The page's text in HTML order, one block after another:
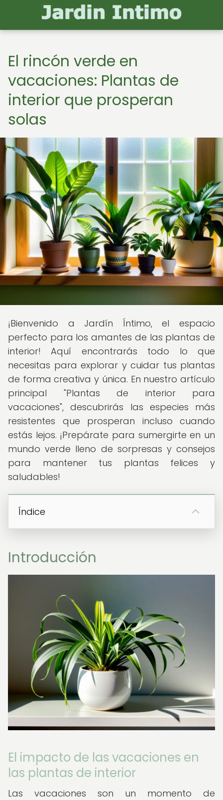
El rincón verde en
vacaciones: Plantas de
interior que prosperan
solas
¡Bienvenido a Jardín Íntimo, el espacio
perfecto para los amantes de las plantas de
interior! Aquí encontrarás todo lo que
necesitas para explorar y cuidar tus plantas
de forma creativa y única. En nuestro artículo
principal "Plantas de interior para
vacaciones", descubrirás las especies más
resistentes que prosperan incluso cuando
estás lejos. ¡Prepárate para sumergirte en un
mundo verde lleno de sorpresas y consejos
para mantener tus plantas felices y
saludables!
Índice
Introducción
El impacto de las vacaciones en
las plantas de interior
Las vacaciones son un momento de